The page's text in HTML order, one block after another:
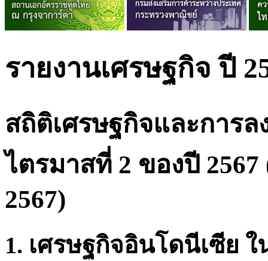
รายงานเศรษฐกิจ ปี
สถิติเศรษฐกิจและการ
ไตรมาสที่ 2 ของปี
2567)
1. เศรษฐกิจอินโดนีเซีย ใ